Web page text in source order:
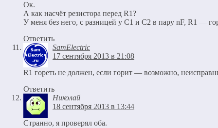
Ок.
А как насчёт резистора перед R1?
У меня без него, с разницей у C1 и C2 в пару nF, R1 —
Ответить
SamElectric
17 сентября 2013 в 21:08
R1 гореть не должен, если горит — возможно,
Ответить
Николай
18 сентября 2013 в 13:44
Странно, я проверял оба.